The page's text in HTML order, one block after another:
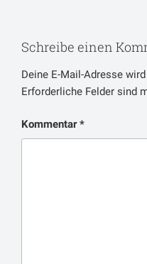
Schreibe einen
Deine E-Mail-Adresse
Erforderliche Felder sind
Kommentar*